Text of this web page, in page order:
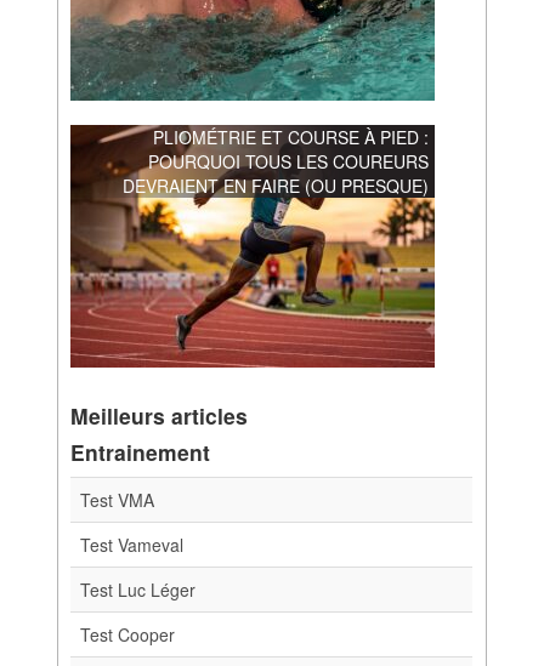
PLIOMÉTRIE ET COURSE À PIED :
POURQUOI TOUS LES COUREURS
DEVRAIENT EN FAIRE (OU PRESQUE)
Meilleurs articles
Entrainement
Test VMA
Test Vameval
Test Luc Léger
Test Cooper